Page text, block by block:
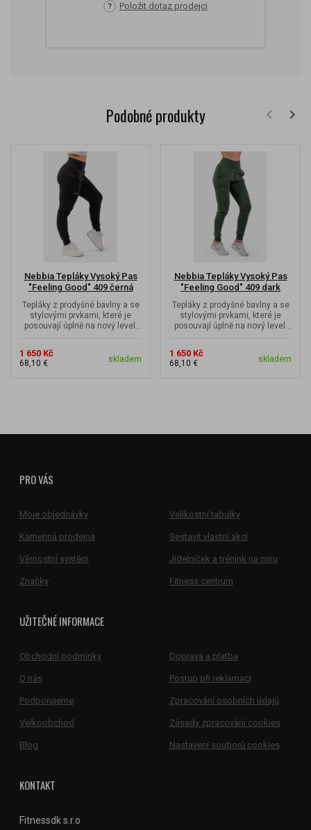
Položit dotaz prodejci
Podobné produkty
Nebbia Tepláky Vysoký Pas
"Feeling Good" 409 černá
Tepláky z prodyšné bavlny a se
stylovými prvkami, které je
posouvají úplně na nový level!
1 650 Kč
68,10 € skladem
Nebbia Tepláky Vysoký Pas
"Feeling Good" 409 dark
green
Tepláky z prodyšné bavlny a se
stylovými prvkami, které je
posouvají úplně na nový level!
1 650 Kč
68,10 € skladem
PRO VÁS
Moje objednávky Velikostní tabulky
Kamenná prodejna Sestavit vlastní akci
Věrnostní systém Jídelníček a trénink na míru
Značky Fitness centrum
UŽITEČNÉ INFORMACE
Obchodní podmínky Doprava a platba
O nás Postup při reklamaci
Podporujeme Zpracování osobních údajů
Velkoobchod Zásady zpracování cookies
Blog Nastavení souborů cookies
KONTAKT
Fitnessdk s.r.o